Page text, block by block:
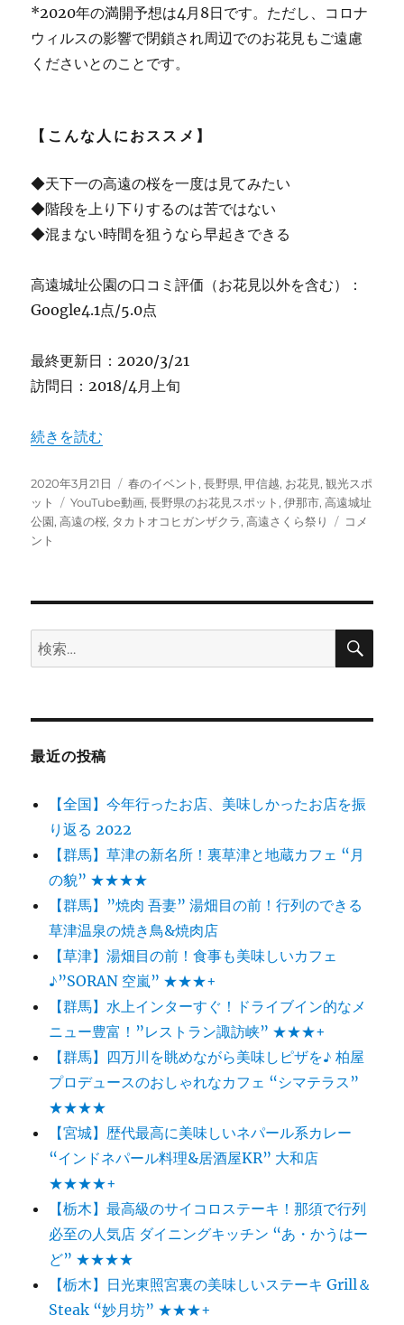
*2020年の満開予想は4月8日です。ただし、コロナ
ウィルスの影響で閉鎖され周辺でのお花見もご遠慮
くださいとのことです。
【こんな人におススメ】
◆天下一の高遠の桜を一度は見てみたい
◆階段を上り下りするのは苦ではない
◆混まない時間を狙うなら早起きできる
高遠城址公園の口コミ評価（お花見以外を含む）：
Google4.1点/5.0点
最終更新日：2020/3/21
訪問日：2018/4月上旬
“【長野】天下第一のさくら”高遠城址公園”さくら祭
続きを読む
投
稿
日:
2020年3月21日
カ
テ
ゴ
春のイベント ,長野県,甲信越, お花見 ,観光スポ
ット
タ
グ
YouTube動画,長野県のお花見スポット ,伊那市,高遠城址
公園,高遠の桜, タカトオコヒガンザクラ,高遠さくら祭り
【長
の
さ
く
く
り
に
コメ
ント
検
索:
検
最近の投稿
【全国】今年行ったお店、美味しかったお店を振
り返る 2022
【群馬】草津の新名所！裏草津と地蔵カフェ “月
の貌” ★★★★
【群馬】”焼肉 吾妻” 湯畑目の前！行列のできる
草津温泉の焼き鳥&焼肉店
【草津】湯畑目の前！食事も美味しいカフェ
♪”SORAN 空嵐” ★★★+
【群馬】水上インターすぐ！ドライブイン的なメ
ニュー豊富！”レストラン諏訪峡” ★★★+
【群馬】四万川を眺めながら美味しピザを♪ 柏屋
プロデュースのおしゃれなカフェ “シマテラス”
★★★★
【宮城】歴代最高に美味しいネパール系カレー
“インドネパール料理&居酒屋KR” 大和店
★★★★+
【栃木】最高級のサイコロステーキ！那須で行列
必至の人気店 ダイニングキッチン “あ・かうはー
ど” ★★★★
【栃木】日光東照宮裏の美味しいステーキ Grill＆
Steak “妙月坊” ★★★+